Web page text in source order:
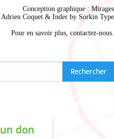
Conception graphique : Mirages
Adrien Coquet & Inder by Sorkin Type
Pour en savoir plus, contactez-nous